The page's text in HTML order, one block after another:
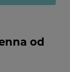
od